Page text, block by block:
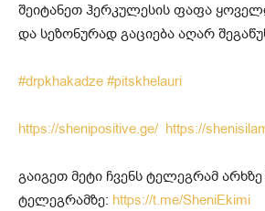
შეიტანეთ ჰერკულესის ფაფა
და სეზონურად გაციება აღარ
#drpkhakadze #pitskhelauri
https://shenipositive.ge/ https://
გაიგეთ მეტი ჩვენს ტელეგრამ
ტელეგრამზე: https://t.me/SheniEkimi